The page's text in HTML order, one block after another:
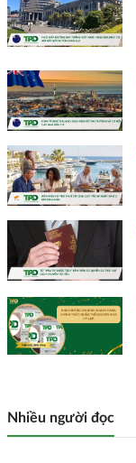
Nhiều người đọc